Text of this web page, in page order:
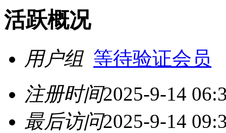
活跃概况
用户组 等待验证会员
注册时间2025-9-14
最后访问2025-9-14